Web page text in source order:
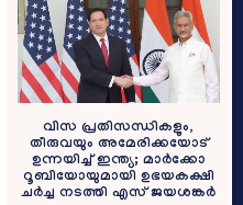
വിസ പ്രതിസന്ധികളും,
തീരുവയും അമേരിക്കയോട്
ഉന്നയിച്ച് ഇന്ത്യ; മാർക്കോ
റൂബിയോയുമായി ഉഭയകക്ഷി
ചർച്ച നടത്തി എസ് ജയശങ്കർ